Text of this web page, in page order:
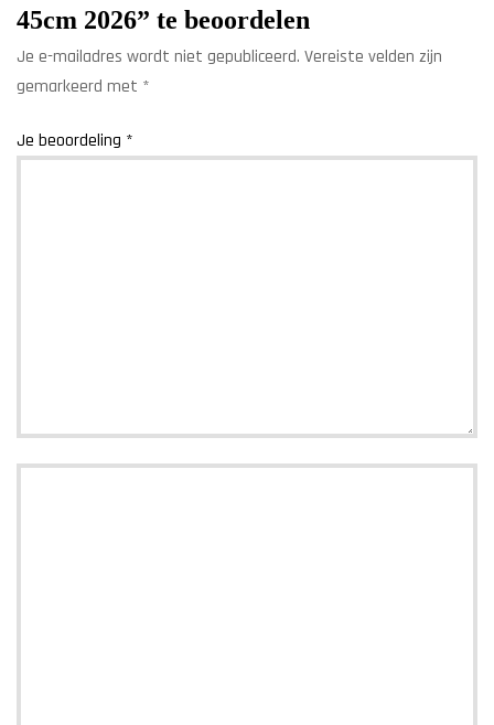
45cm 2026” te beoordelen
Je e-mailadres wordt niet gepubliceerd. Vereiste velden zijn
gemarkeerd met *
Je beoordeling *